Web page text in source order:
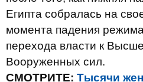
Египта собралась на
момента падения
перехода власти к
Вооруженных сил.
СМОТРИТЕ: Тысячи